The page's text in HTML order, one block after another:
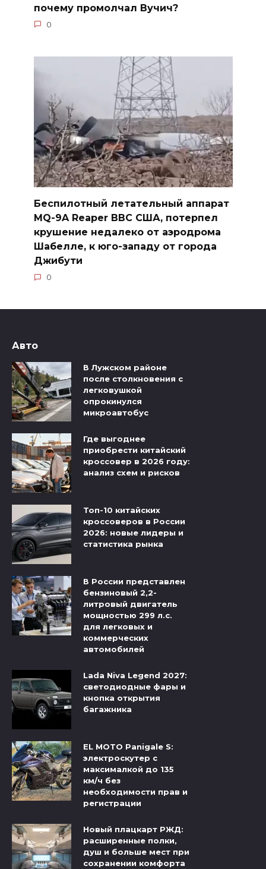
почему промолчал Вучич?
0
Беспилотный летательный аппарат
MQ-9A Reaper ВВС США, потерпел
крушение недалеко от аэродрома
Шабелле, к юго-западу от города
Джибути
0
Авто
В Лужском районе
после столкновения с
легковушкой
опрокинулся
микроавтобус
Где выгоднее
приобрести китайский
кроссовер в 2026 году:
анализ схем и рисков
Топ-10 китайских
кроссоверов в России
2026: новые лидеры и
статистика рынка
В России представлен
бензиновый 2,2-
литровый двигатель
мощностью 299 л.с.
для легковых и
коммерческих
автомобилей
Lada Niva Legend 2027:
светодиодные фары и
кнопка открытия
багажника
EL MOTO Panigale S:
электроскутер с
максималкой до 135
км/ч без
необходимости прав и
регистрации
Новый плацкарт РЖД:
расширенные полки,
душ и больше мест при
сохранении комфорта